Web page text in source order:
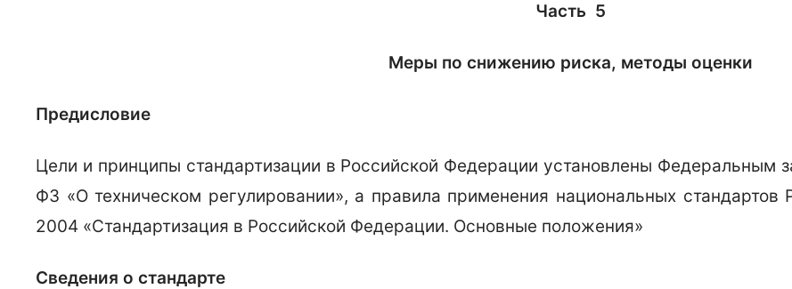
Часть 5
Меры по снижению риска, методы оценки
Предисловие
Цели и принципы стандартизации в Российской Федерации установлены Федеральным
ФЗ «О техническом регулировании», а правила применения национальных
2004 «Стандартизация в Российской Федерации. Основные положения»
Сведения о стандарте